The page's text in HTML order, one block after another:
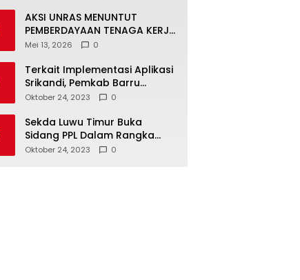
AKSI UNRAS MENUNTUT
PEMBERDAYAAN TENAGA KERJA
LOKAL TERHADAP PT. CERIA
Mei 13, 2026 0
Terkait Implementasi Aplikasi
Srikandi, Pemkab Barru
Kunker ke Luwu Timur
Oktober 24, 2023 0
Sekda Luwu Timur Buka
Sidang PPL Dalam Rangka
Redistribusi Tanah 2023
Oktober 24, 2023 0